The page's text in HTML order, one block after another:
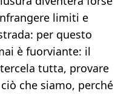
limiti e
per questo
è fuorviante: il
tutta, provare
che siamo, perché